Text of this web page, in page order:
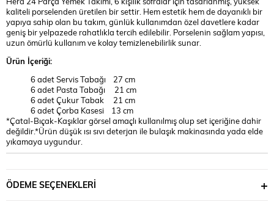
kaliteli porselenden üretilen bir settir. Hem estetik hem de dayanıklı bir
yapıya sahip olan bu takım, günlük kullanımdan özel davetlere kadar
geniş bir yelpazede rahatlıkla tercih edilebilir. Porselenin sağlam yapısı,
uzun ömürlü kullanım ve kolay temizlenebilirlik sunar.
Ürün İçeriği:
6 adet Servis Tabağı 27 cm
6 adet Pasta Tabağı 21 cm
6 adet Çukur Tabak 21 cm
6 adet Çorba Kasesi 13 cm
*Çatal-Bıçak-Kaşıklar görsel amaçlı kullanılmış olup set içeriğine dahir
değildir.*Ürün düşük ısı sıvı deterjan ile bulaşık makinasında yada elde
yıkamaya uygundur.
ÖDEME SEÇENEKLERI